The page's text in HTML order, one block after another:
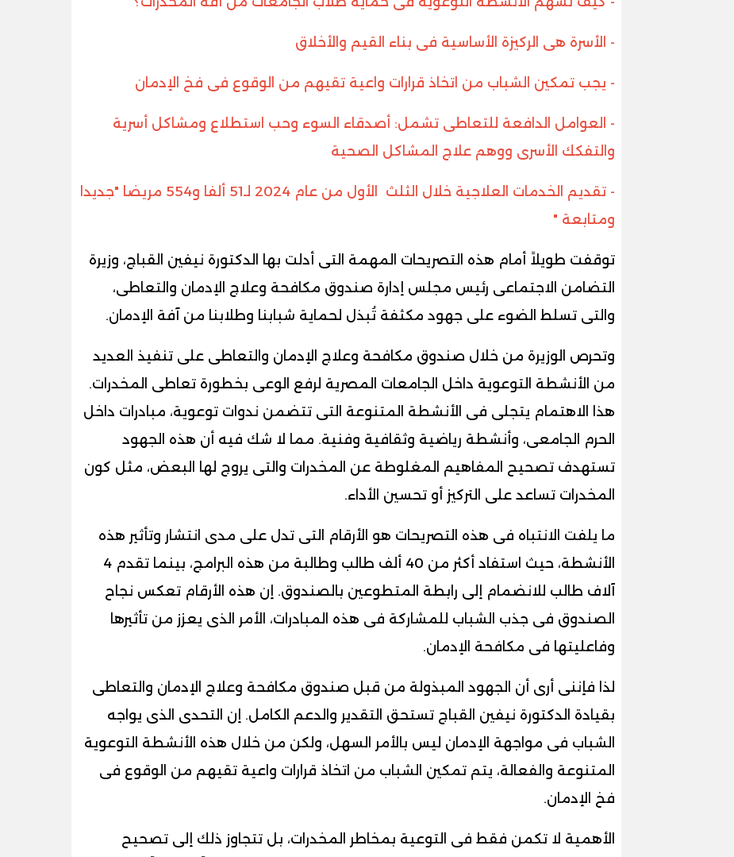
- الأسرة هى الركيزة الأساسية فى بناء القيم والأخلاق
- يجب تمكين الشباب من اتخاذ قرارات واعية تقيهم من الوقوع فى فخ الإدمان
- العوامل الدافعة للتعاطى تشمل: أصدقاء السوء وحب استطلاع ومشاكل أسرية
والتفكك الأسرى ووهم علاج المشاكل الصحية
- تقديم الخدمات العلاجية خلال الثلث الأول من عام 2024 لـ51 ألفا و554 مريضا "جديدا
ومتابعة "
توقفت طويلاً أمام هذه التصريحات المهمة التى أدلت بها الدكتورة نيفين القباج، وزيرة
التضامن الاجتماعى رئيس مجلس إدارة صندوق مكافحة وعلاج الإدمان والتعاطى،
والتى تسلط الضوء على جهود مكثفة تُبذل لحماية شبابنا وطلابنا من آفة الإدمان.
وتحرص الوزيرة من خلال صندوق مكافحة وعلاج الإدمان والتعاطى على تنفيذ العديد
من الأنشطة التوعوية داخل الجامعات المصرية لرفع الوعى بخطورة تعاطى المخدرات.
هذا الاهتمام يتجلى فى الأنشطة المتنوعة التى تتضمن ندوات توعوية، مبادرات داخل
الحرم الجامعى، وأنشطة رياضية وثقافية وفنية. مما لا شك فيه أن هذه الجهود
تستهدف تصحيح المفاهيم المغلوطة عن المخدرات والتى يروج لها البعض، مثل كون
المخدرات تساعد على التركيز أو تحسين الأداء.
ما يلفت الانتباه فى هذه التصريحات هو الأرقام التى تدل على مدى انتشار وتأثير هذه
الأنشطة، حيث استفاد أكثر من 40 ألف طالب وطالبة من هذه البرامج، بينما تقدم 4
آلاف طالب للانضمام إلى رابطة المتطوعين بالصندوق. إن هذه الأرقام تعكس نجاح
الصندوق فى جذب الشباب للمشاركة فى هذه المبادرات، الأمر الذى يعزز من تأثيرها
وفاعليتها فى مكافحة الإدمان.
لذا فإننى أرى أن الجهود المبذولة من قبل صندوق مكافحة وعلاج الإدمان والتعاطى
بقيادة الدكتورة نيفين القباج تستحق التقدير والدعم الكامل. إن التحدى الذى يواجه
الشباب فى مواجهة الإدمان ليس بالأمر السهل، ولكن من خلال هذه الأنشطة التوعوية
المتنوعة والفعالة، يتم تمكين الشباب من اتخاذ قرارات واعية تقيهم من الوقوع فى
فخ الإدمان.
الأهمية لا تكمن فقط فى التوعية بمخاطر المخدرات، بل تتجاوز ذلك إلى تصحيح